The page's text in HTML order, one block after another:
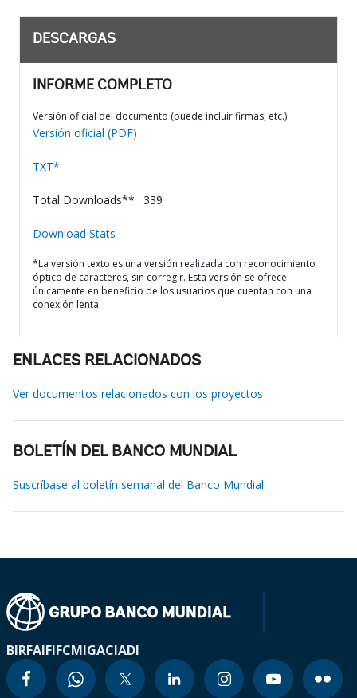
DESCARGAS
INFORME COMPLETO
Versión oficial del documento (puede incluir firmas, etc.)
Versión oficial (PDF)
TXT*
Total Downloads** : 339
Download Stats
*La versión texto es una versión realizada con reconocimiento
óptico de caracteres, sin corregir. Esta versión se ofrece
únicamente en beneficio de los usuarios que cuentan con una
conexión lenta.
ENLACES RELACIONADOS
Ver documentos relacionados con los proyectos
BOLETÍN DEL BANCO MUNDIAL
Suscríbase al boletín semanal del Banco Mundial
BIRFAIFIFCMIGACIADI